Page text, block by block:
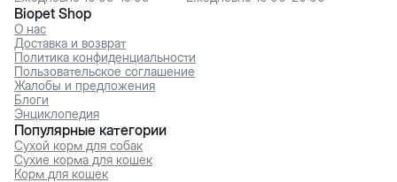
Biopet Shop
О нас
Доставка и возврат
Политика конфиденциальности
Пользовательское соглашение
Жалобы и предложения
Блоги
Энциклопедия
Популярные категории
Сухой корм для собак
Сухие корма для кошек
Корм для кошек